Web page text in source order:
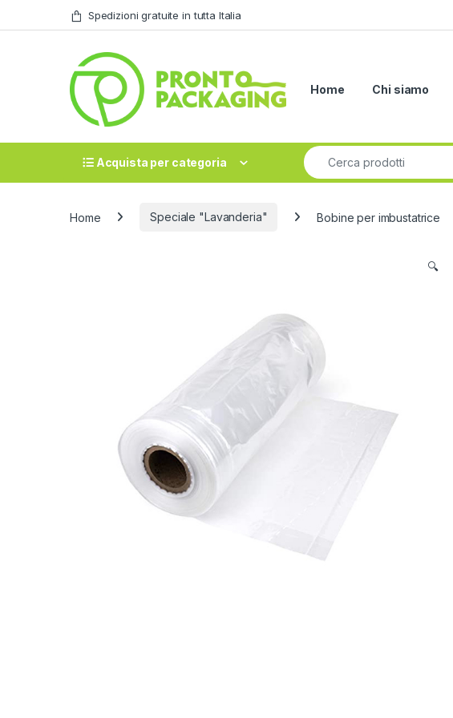
Skip to navigation
Skip to content Spedizioni gratuite in tutta Italia
Home Chi siamo
Acquista per categoria
Search for:
Home Speciale "Lavanderia" Bobine per imbustatrice
🔍